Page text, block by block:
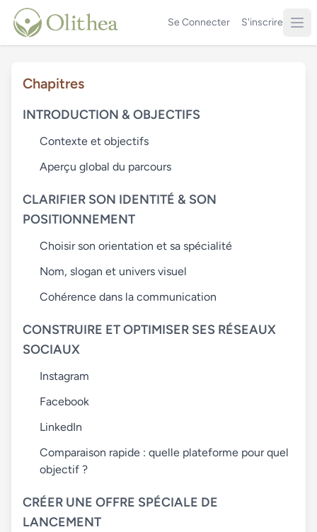
Se Connecter S'inscrire
Chapitres
INTRODUCTION & OBJECTIFS
Contexte et objectifs
Aperçu global du parcours
CLARIFIER SON IDENTITÉ & SON
POSITIONNEMENT
Choisir son orientation et sa spécialité
Nom, slogan et univers visuel
Cohérence dans la communication
CONSTRUIRE ET OPTIMISER SES RÉSEAUX
SOCIAUX
Instagram
Facebook
LinkedIn
Comparaison rapide : quelle plateforme pour quel
objectif ?
CRÉER UNE OFFRE SPÉCIALE DE
LANCEMENT